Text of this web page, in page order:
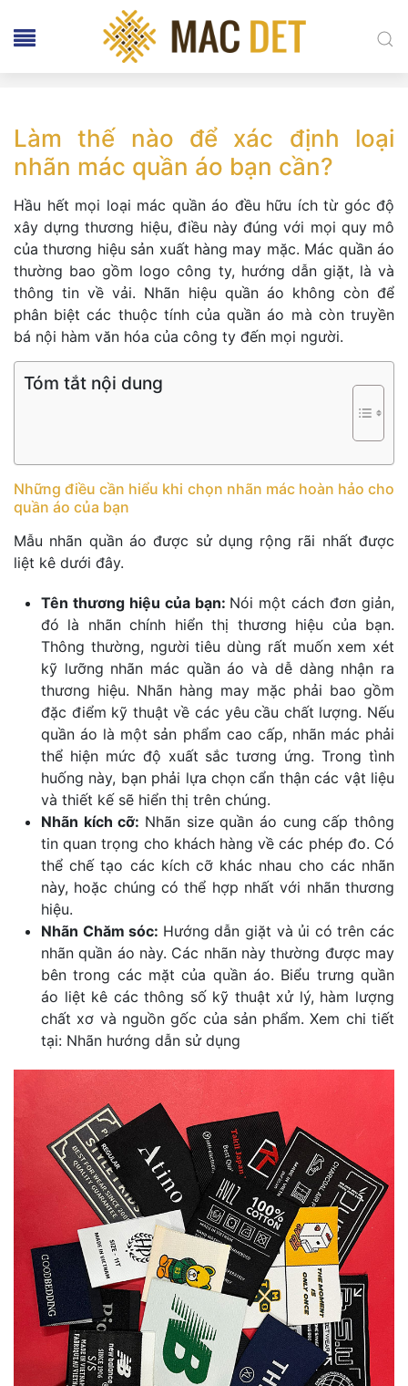
Làm thế nào để xác định loại
nhãn mác quần áo bạn cần?
Hầu hết mọi loại mác quần áo đều hữu ích từ góc độ
xây dựng thương hiệu, điều này đúng với mọi quy mô
của thương hiệu sản xuất hàng may mặc. Mác quần áo
thường bao gồm logo công ty, hướng dẫn giặt, là và
thông tin về vải. Nhãn hiệu quần áo không còn để
phân biệt các thuộc tính của quần áo mà còn truyền
bá nội hàm văn hóa của công ty đến mọi người.
Tóm tắt nội dung
Những điều cần hiểu khi chọn nhãn mác hoàn hảo cho
quần áo của bạn
Mẫu nhãn quần áo được sử dụng rộng rãi nhất được
liệt kê dưới đây.
Tên thương hiệu của bạn: Nói một cách đơn giản,
đó là nhãn chính hiển thị thương hiệu của bạn.
Thông thường, người tiêu dùng rất muốn xem xét
kỹ lưỡng nhãn mác quần áo và dễ dàng nhận ra
thương hiệu. Nhãn hàng may mặc phải bao gồm
đặc điểm kỹ thuật về các yêu cầu chất lượng. Nếu
quần áo là một sản phẩm cao cấp, nhãn mác phải
thể hiện mức độ xuất sắc tương ứng. Trong tình
huống này, bạn phải lựa chọn cẩn thận các vật liệu
và thiết kế sẽ hiển thị trên chúng.
Nhãn kích cỡ: Nhãn size quần áo cung cấp thông
tin quan trọng cho khách hàng về các phép đo. Có
thể chế tạo các kích cỡ khác nhau cho các nhãn
này, hoặc chúng có thể hợp nhất với nhãn thương
hiệu.
Nhãn Chăm sóc: Hướng dẫn giặt và ủi có trên các
nhãn quần áo này. Các nhãn này thường được may
bên trong các mặt của quần áo. Biểu trưng quần
áo liệt kê các thông số kỹ thuật xử lý, hàm lượng
chất xơ và nguồn gốc của sản phẩm. Xem chi tiết
tại: Nhãn hướng dẫn sử dụng